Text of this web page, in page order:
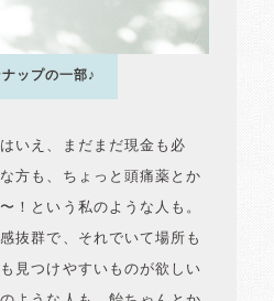
ップの一部♪
いえ、まだまだ現金も必
方も、ちょっと頭痛薬とか
！という私のような人も。
抜群で、それでいて場所も
見つけやすいものが欲しい